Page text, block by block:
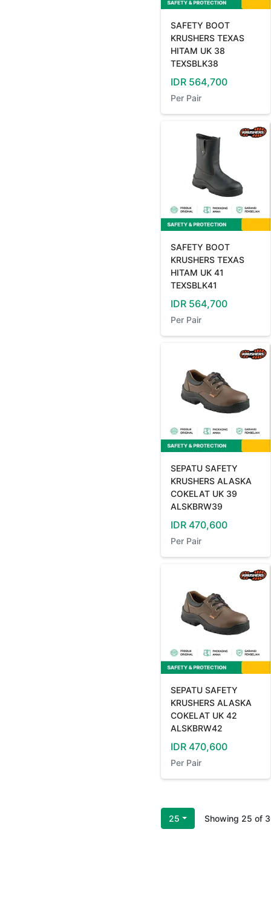
SAFETY BOOT
KRUSHERS TEXAS
HITAM UK 38
TEXSBLK38
IDR 564,700
Per Pair
SAFETY BOOT
KRUSHERS TEXAS
HITAM UK 41
TEXSBLK41
IDR 564,700
Per Pair
SEPATU SAFETY
KRUSHERS ALASKA
COKELAT UK 39
ALSKBRW39
IDR 470,600
Per Pair
SEPATU SAFETY
KRUSHERS ALASKA
COKELAT UK 42
ALSKBRW42
IDR 470,600
Per Pair
25 Showing 25 of